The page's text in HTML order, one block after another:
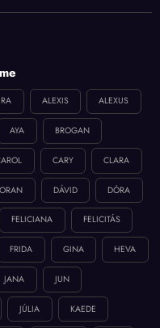
ALEXIS ALEXUS
AYA BROGAN
CARY CLARA
DÁVID DÓRA
FELICIANA FELICITÁS
FRIDA GINA HEVA
JANA JUN
JÚLIA KAEDE